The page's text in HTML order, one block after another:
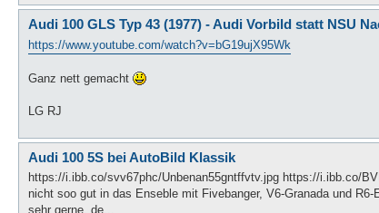
Audi 100 GLS Typ 43 (1977) - Audi Vorbild statt NSU
https://www.youtube.com/watch?v=bG19ujX95Wk
Ganz nett gemacht
LG RJ
Audi 100 5S bei AutoBild Klassik
https://i.ibb.co/svv67phc/Unbenan55gntffvtv.jpg https://i.ibb.co/
nicht soo gut in das Enseble mit Fivebanger, V6-Granada und
sehr gerne, de...